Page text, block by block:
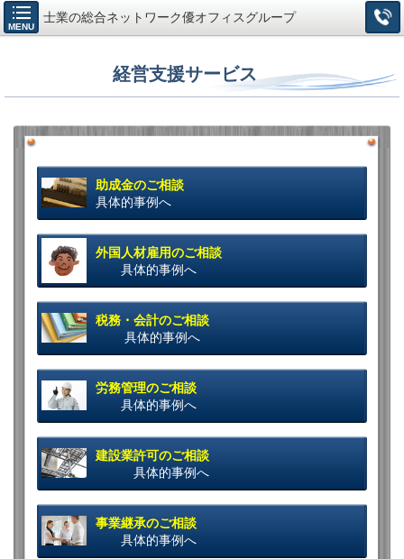
MENU
士業の総合ネットワーク優オフィスグループ
経営支援サービス
助成金のご相談
具体的事例へ
外国人材雇用のご相談
具体的事例へ
税務・会計のご相談
具体的事例へ
労務管理のご相談
具体的事例へ
建設業許可のご相談
具体的事例へ
事業継承のご相談
具体的事例へ